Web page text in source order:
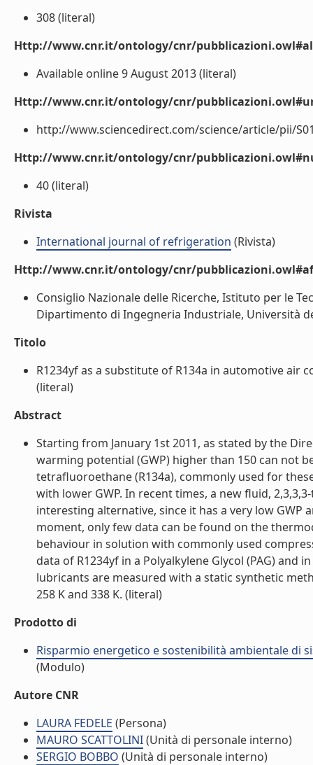
308 (literal)
Http://www.cnr.it/ontology/cnr/
Available online 9 August 2013 (literal)
Http://www.cnr.it/ontology/cnr/
http://www.sciencedirect.com/science/article/pii/
Http://www.cnr.it/ontology/cnr/
40 (literal)
Rivista
International journal of refrigeration (Rivista)
Http://www.cnr.it/ontology/cnr/
Consiglio Nazionale delle Ricerche, Istituto per le
Dipartimento di Ingegneria Industriale, Università
Titolo
R1234yf as a substitute of R134a in automotive air
(literal)
Abstract
Starting from January 1st 2011, as stated by the
warming potential (GWP) higher than 150 can not
tetrafluoroethane (R134a), commonly used for
with lower GWP. In recent times, a new fluid,
interesting alternative, since it has a very low
moment, only few data can be found on the
behaviour in solution with commonly used
data of R1234yf in a Polyalkylene Glycol (PAG) and
lubricants are measured with a static synthetic
258 K and 338 K. (literal)
Prodotto di
Risparmio energetico e sostenibilità ambientale di
(Modulo)
Autore CNR
LAURA FEDELE (Persona)
MAURO SCATTOLINI(Unità di personale interno)
SERGIO BOBBO (Unità di personale interno)